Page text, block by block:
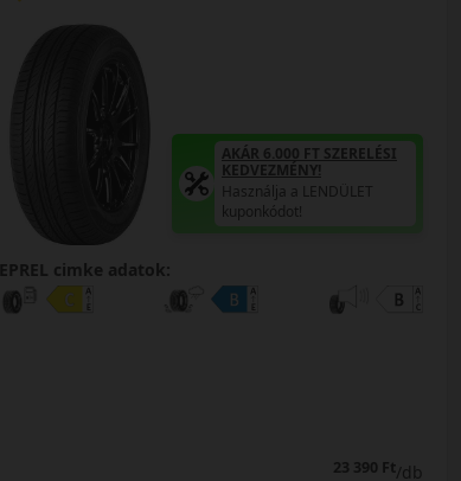
AKÁR 6.000 FT SZERELÉSI
KEDVEZMÉNY!
Használja a LENDÜLET
kuponkódot!
EPREL cimke adatok:
23 390 Ft/db